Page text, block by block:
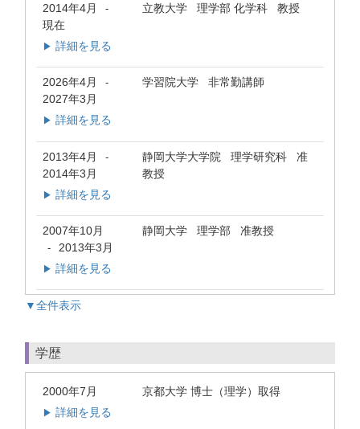
2014年4月 -
現在
立教大学 理学部 化学科 教授
▶ 詳細を見る
2026年4月 -
2027年3月
学習院大学 非常勤講師
▶ 詳細を見る
2013年4月 -
2014年3月
静岡大学大学院 理学研究科 准
教授
▶ 詳細を見る
2007年10月
- 2013年3月
静岡大学 理学部 准教授
▶ 詳細を見る
▼全件表示
学歴
2000年7月 京都大学 博士（理学）取得
▶ 詳細を見る